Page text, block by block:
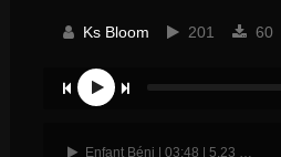
Ks Bloom 201 60
Enfant Béni | 03:48 | 5.23 Mo